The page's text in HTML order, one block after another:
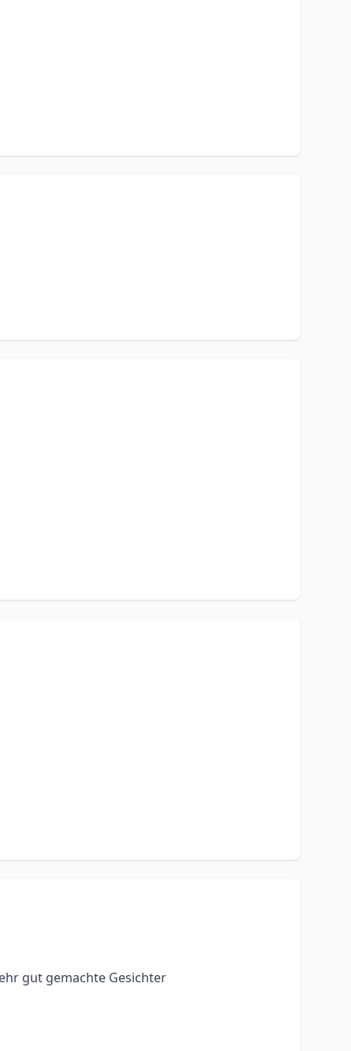
gut gemachte Gesichter